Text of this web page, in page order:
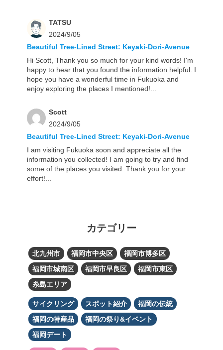
TATSU
2024/9/05
Beautiful Tree-Lined Street: Keyaki-Dori-Avenue
Hi Scott, Thank you so much for your kind words! I'm
happy to hear that you found the information helpful. I
hope you have a wonderful time in Fukuoka and
enjoy exploring the places I mentioned!...
Scott
2024/9/05
Beautiful Tree-Lined Street: Keyaki-Dori-Avenue
I am visiting Fukuoka soon and appreciate all the
information you collected! I am going to try and find
some of the places you visited. Thank you for your
effort!...
カテゴリー
北九州市 福岡市中央区
福岡市博多区
福岡市城南区
福岡市早良区
福岡市東区
糸島エリア
サイクリング スポット紹介
福岡の伝統
福岡の特産品
福岡の祭り&イベント
福岡デート